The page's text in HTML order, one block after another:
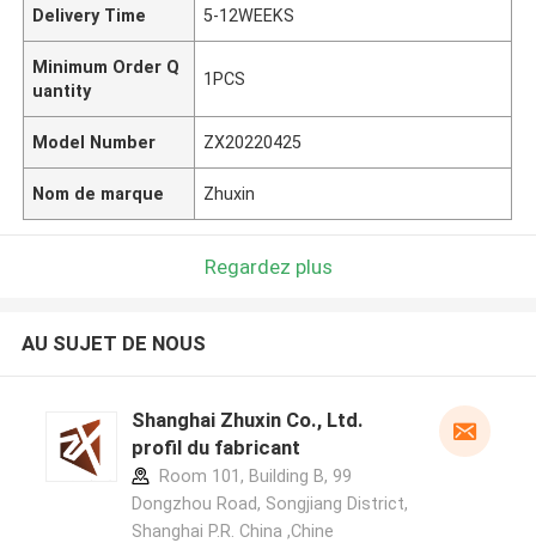
Delivery Time 5-12WEEKS
Minimum Order Q
uantity
1PCS
Model Number ZX20220425
Nom de marque Zhuxin
Regardez plus
AU SUJET DE NOUS
Shanghai Zhuxin Co., Ltd.
profil du fabricant
Room 101, Building B, 99
Dongzhou Road, Songjiang District,
Shanghai P.R. China ,Chine